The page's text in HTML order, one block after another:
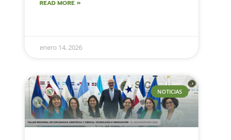
READ MORE »
enero 14, 2026
NOTICIAS